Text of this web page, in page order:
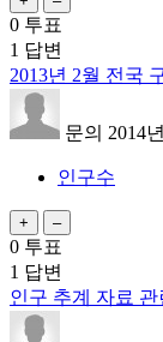
0 투표
1 답변
2013년 2월 전국
문의 2014
인구수
0 투표
1 답변
인구 추계 자료 관